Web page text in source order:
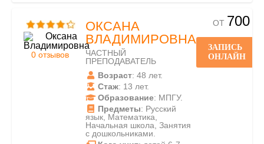
0 отзывов
ОКСАНА
ВЛАДИМИРОВНА
ЧАСТНЫЙ
ПРЕПОДАВАТЕЛЬ
Возраст: 48 лет.
Стаж: 13 лет.
Образование: МПГУ.
Предметы: Русский
язык, Математика,
Начальная школа, Занятия
с дошкольниками.
ОТ 700
ЗАПИСЬ
ОНЛАЙН